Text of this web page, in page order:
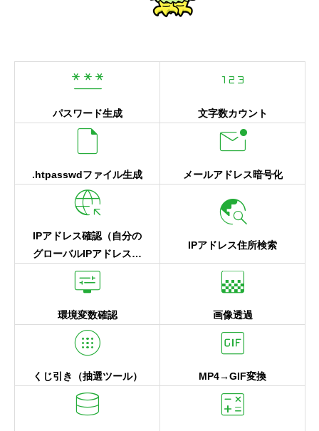
password
パスワード生成
123
文字数カウント
draft
.htpasswdファイル生成
mark_email_unread
メールアドレス暗号化
captive_portal
IPアドレス確認（自分の
グローバルIPアドレス確
認）
travel_explore
IPアドレス住所検索
display_settings
環境変数確認
gradient
画像透過
nest_secure_alarm
くじ引き（抽選ツール）
gif_box
MP4→GIF変換
database calculate